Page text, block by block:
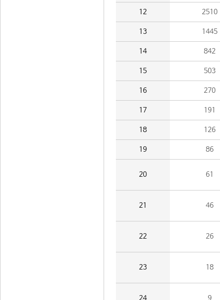
12 2510
13 1445
14 842
15 503
16 270
17 191
18 126
19 86
20 61
21 46
22 26
23 18
24 9